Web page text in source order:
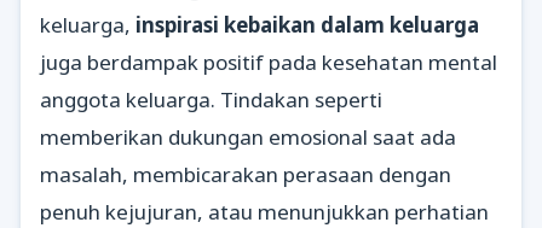
keluarga, inspirasi kebaikan dalam keluarga
juga berdampak positif pada kesehatan mental
anggota keluarga. Tindakan seperti
memberikan dukungan emosional saat ada
masalah, membicarakan perasaan dengan
penuh kejujuran, atau menunjukkan perhatian